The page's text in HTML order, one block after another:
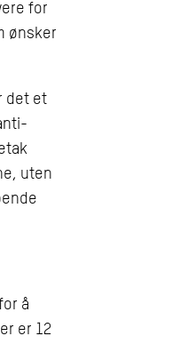
for
ønsker
det et
uten
å
er 12